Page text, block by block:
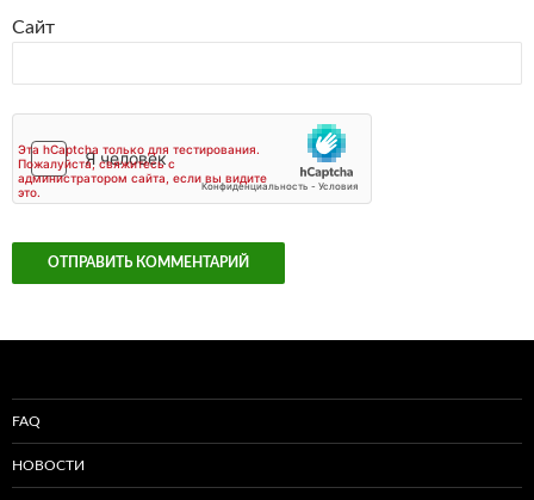
Сайт
FAQ
НОВОСТИ